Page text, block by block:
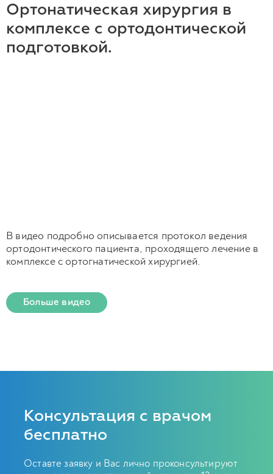
Ортонатическая хирургия в
комплексе с ортодонтической
подготовкой.
В видео подробно описывается протокол ведения
ортодонтического пациента, проходящего лечение в
комплексе с ортогнатической хирургией.
Больше видео
Консультация с врачом
бесплатно
Оставте заявку и Вас лично проконсультируют